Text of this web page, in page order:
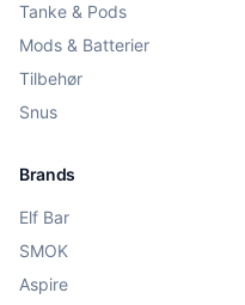
Tanke & Pods
Mods & Batterier
Tilbehør
Snus
Brands
Elf Bar
SMOK
Aspire